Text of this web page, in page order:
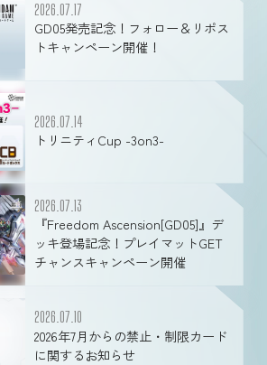
2026.07.17
GD05発売記念！フォロー＆リポス
トキャンペーン開催！
2026.07.14
トリニティCup -3on3-
2026.07.13
『Freedom Ascension[GD05]』デ
ッキ登場記念！プレイマットGET
チャンスキャンペーン開催
2026.07.10
2026年7月からの禁止・制限カード
に関するお知らせ